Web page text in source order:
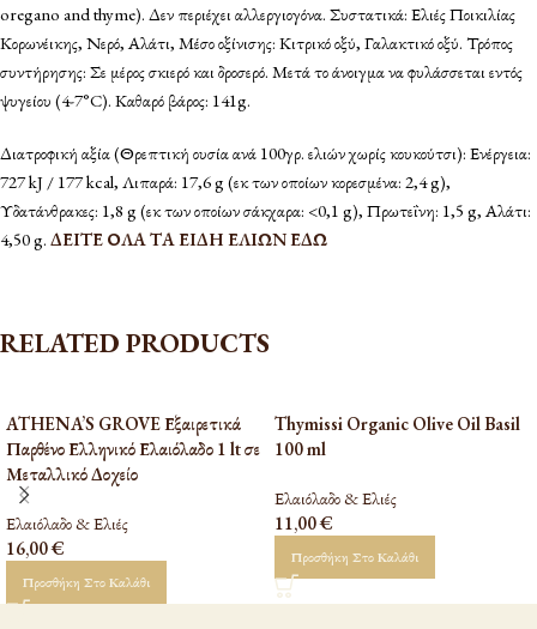
oregano and thyme). Δεν περιέχει αλλεργιογόνα. Συστατικά: Ελιές Ποικιλίας
Κορωνέικης, Νερό, Αλάτι, Μέσο οξίνισης: Κιτρικό οξύ, Γαλακτικό οξύ. Τρόπος
συντήρησης: Σε μέρος σκιερό και δροσερό. Μετά το άνοιγμα να φυλάσσεται εντός
ψυγείου (4-7°C). Καθαρό βάρος: 141g.
Διατροφική αξία (Θρεπτική ουσία ανά 100γρ. ελιών χωρίς κουκούτσι): Ενέργεια:
727 kJ / 177 kcal, Λιπαρά: 17,6 g (εκ των οποίων κορεσμένα: 2,4 g),
Υδατάνθρακες: 1,8 g (εκ των οποίων σάκχαρα: <0,1 g), Πρωτεΐνη: 1,5 g, Αλάτι:
4,50 g. ΔΕΙΤΕ ΟΛΑ ΤΑ ΕΙΔΗ ΕΛΙΩΝ ΕΔΩ
RELATED PRODUCTS
ATHENA’S GROVE Εξαιρετικά
Παρθένο Ελληνικό Ελαιόλαδο 1 lt σε
Μεταλλικό Δοχείο
Ελαιόλαδο & Ελιές
16,00€
Προσθήκη Στο Καλάθι
Thymissi Organic Olive Oil Basil
100 ml
Ελαιόλαδο & Ελιές
11,00€
Προσθήκη Στο Καλάθι